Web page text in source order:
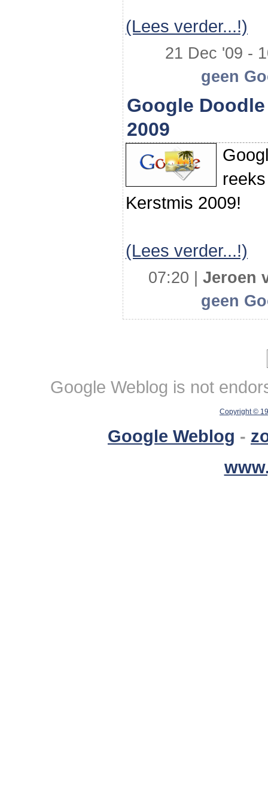
(Lees verder...!)
21 Dec '09 -
geen
Google
2009
Kerstmis 2009!
(Lees verder...!)
07:20 |
Jeroen
geen
Google Weblog is not
Copyright ©
Google Weblog -